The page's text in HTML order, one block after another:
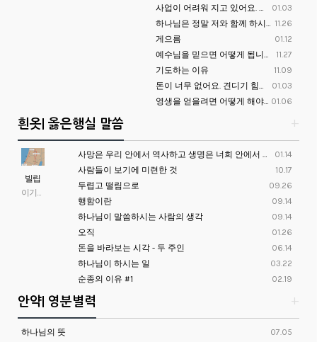
01.03
사업이 어려워 지고 있어요. 어떻게 하면 좋을까요?
11.26
하나님은 정말 저와 함께 하시나요?
01.12
게으름
11.27
예수님을 믿으면 어떻게 됩니까?
11.09
기도하는 이유
01.03
돈이 너무 없어요. 견디기 힘들어요!
01.06
영생을 얻을려면 어떻게 해야하나요?
+
흰옷| 옳은행실 말씀
빌립
의 순
01.14
사망은 우리 안에서 역사하고 생명은 너희 안에서 하느니라
10.17
사람들이 보기에 미련한 것
09.26
두렵고 떨림으로
09.14
행함이란
09.14
하나님이 말씀하시는 사람의 생각
01.26
오직
06.14
돈을 바라보는 시각 - 두 주인
03.22
하나님이 하시는 일
02.19
순종의 이유 #1
+
안약| 영분별력
07.05
하나님의 뜻